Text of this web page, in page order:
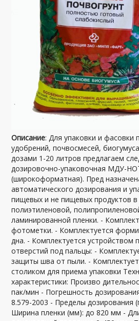
Описание: Для упаковки и фасовки
удобрений, почвосмесей,
дозами 1-20 литров предлагаем
дозировочно-упаковочная МДУ-
(широкоформатная). Пред
автоматического дозирования и
пищевых и не пищевых продуктов в
полиэтиленовой,
ламинированной пленки. -
фотометки. - Комплектуется
дна. - Комплектуется устройством
отверстий под пальцы: -
защиты шва от пыли. -
столиком для приема упаковки
характеристики: Произво
пак/мин - Погрешность
8.579-2003 - Пределы дозирования
Ширина пленки (мм): до 820 мм -